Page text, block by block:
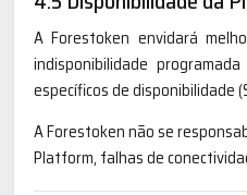
A Forestoken envidará
indisponibilidade
específicos de disponibilidade
A Forestoken não se
Platform, falhas de